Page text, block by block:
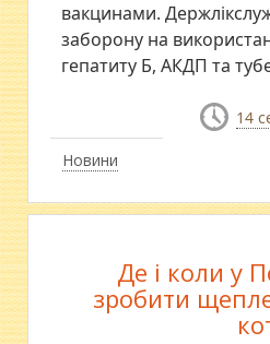
Новини
вакцинами.
заборону на
гепатиту Б, АКДП та
14
Де і коли у
зробити